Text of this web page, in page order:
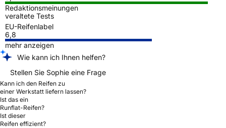
Redaktionsmeinungen
veraltete Tests
EU-Reifenlabel
6,8
mehr anzeigen
Wie kann ich Ihnen helfen?
Stellen Sie Sophie eine Frage
Kann ich den Reifen zu
einer Werkstatt liefern lassen?
Ist das ein
Runflat-Reifen?
Ist dieser
Reifen effizient?